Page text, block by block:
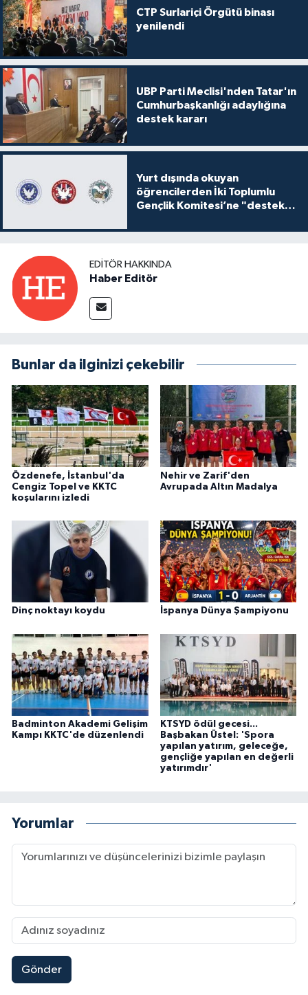
CTP Surlariçi Örgütü binası
yenilendi
UBP Parti Meclisi'nden Tatar'ın
Cumhurbaşkanlığı adaylığına
destek kararı
Yurt dışında okuyan
öğrencilerden İki Toplumlu
Gençlik Komitesi’ne "destek
EDITÖR HAKKINDA
Haber Editör
Bunlar da ilginizi çekebilir
Özdenefe, İstanbul'da
Cengiz Topel ve KKTC
koşularını izledi
Nehir ve Zarif'den
Avrupada Altın Madalya
Dinç noktayı koydu İspanya Dünya Şampiyonu
Badminton Akademi Gelişim
Kampı KKTC'de düzenlendi
KTSYD ödül gecesi...
Başbakan Üstel: 'Spora
yapılan yatırım, geleceğe,
gençliğe yapılan en değerli
yatırımdır'
Yorumlar
Gönder